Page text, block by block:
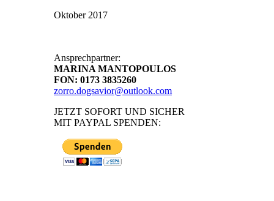
Oktober 2017
Ansprechpartner:
MARINA MANTOPOULOS
FON: 0173 3835260
zorro.dogsavior@outlook.com
JETZT SOFORT UND SICHER
MIT PAYPAL SPENDEN: